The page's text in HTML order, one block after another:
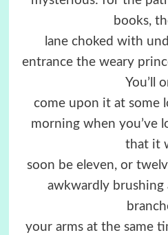
books,
lane choked with
entrance the weary
You’ll
come upon it at some
morning when you’ve
that it
soon be eleven, or
awkwardly brushing
your arms at the same